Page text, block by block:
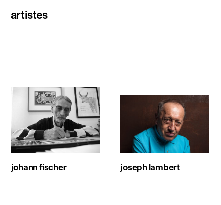
artistes
johann fischer joseph lambert